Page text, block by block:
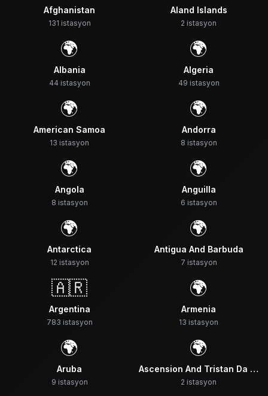
Afghanistan
131 istasyon
Aland Islands
2 istasyon
🌍
Albania
44 istasyon
🌍
Algeria
49 istasyon
🌍
American Samoa
13 istasyon
🌍
Andorra
8 istasyon
🌍
Angola
8 istasyon
🌍
Anguilla
6 istasyon
🌍
Antarctica
12 istasyon
🌍
Antigua And Barbuda
7 istasyon
🇦🇷
Argentina
783 istasyon
🌍
Armenia
13 istasyon
🌍
Aruba
9 istasyon
🌍
Ascension And Tristan Da Cunha Saint Helena
2 istasyon